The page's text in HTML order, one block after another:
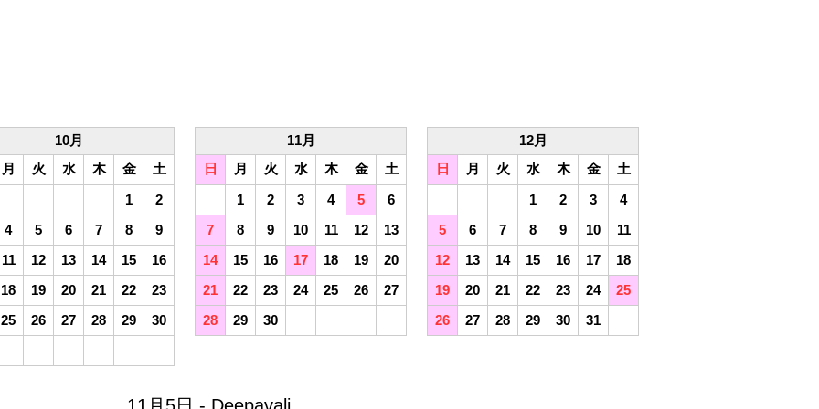
10月
月 火 水 木 金
土
1
2
4 5 6 7 8
9
11 12 13 14 15
16
18 19 20 21 22
23
25 26 27 28 29
30
11月
日
月 火 水 木 金
土
1
2 3 4 5
6
7
8 9 10 11 12
13
14
15 16 17 18 19
20
21
22 23 24 25 26
27
28
29 30
12月
日
月 火 水 木 金
土
1
2 3
4
5
6 7 8 9 10
11
12
13 14 15 16 17
18
19
20 21 22 23 24
25
26
27 28 29 30 31